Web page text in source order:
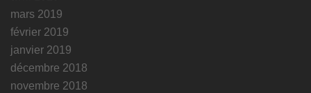
mars 2019
février 2019
janvier 2019
décembre 2018
novembre 2018